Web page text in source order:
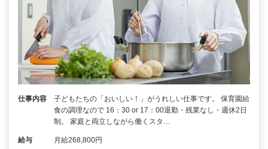
仕事内容
子どもたちの「おいしい！」がうれしい仕事です。 保育園給
食の調理なので 16：30 or 17：00退勤・残業なし・週休2日
制。 家庭と両立しながら働くスタ…
給与 月給268,800円